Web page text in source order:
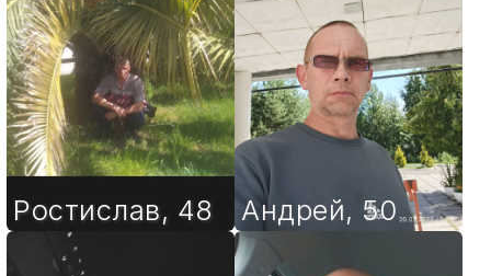
Ростислав, 48 Андрей, 50